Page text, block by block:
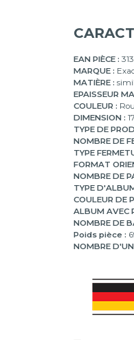
EAN PIÈCE :
MARQUE :
MATIÈRE :
EPAISSEUR
COULEUR :
DIMENSION :
TYPE DE
NOMBRE DE
TYPE
FORMAT
NOMBRE DE
TYPE
COULEUR DE
ALBUM AVEC
NOMBRE DE
Poids pièce :
NOMBRE